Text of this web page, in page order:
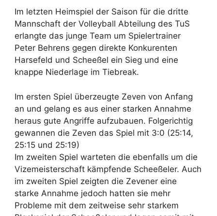
Im letzten Heimspiel der Saison für die dritte
Mannschaft der Volleyball Abteilung des TuS
erlangte das junge Team um Spielertrainer
Peter Behrens gegen direkte Konkurenten
Harsefeld und Scheeßel ein Sieg und eine
knappe Niederlage im Tiebreak.
Im ersten Spiel überzeugte Zeven von Anfang
an und gelang es aus einer starken Annahme
heraus gute Angriffe aufzubauen. Folgerichtig
gewannen die Zeven das Spiel mit 3:0 (25:14,
25:15 und 25:19)
Im zweiten Spiel warteten die ebenfalls um die
Vizemeisterschaft kämpfende Scheeßeler. Auch
im zweiten Spiel zeigten die Zevener eine
starke Annahme jedoch hatten sie mehr
Probleme mit dem zeitweise sehr starkem